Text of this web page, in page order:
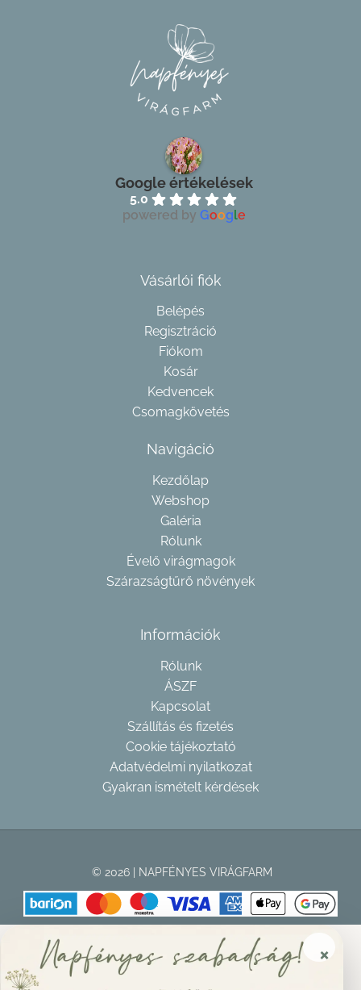
Google értékelések
5.0
powered by Google
Vásárlói fiók
Belépés
Regisztráció
Fiókom
Kosár
Kedvencek
Csomagkövetés
Navigáció
Kezdőlap
Webshop
Galéria
Rólunk
Évelő virágmagok
Szárazságtűrő növények
Információk
Rólunk
ÁSZF
Kapcsolat
Szállítás és fizetés
Cookie tájékoztató
Adatvédelmi nyilatkozat
Gyakran ismételt kérdések
© 2026 | NAPFÉNYES VIRÁGFARM
×